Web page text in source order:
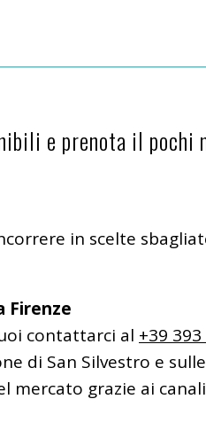
e prenota il pochi
in scelte
Firenze
contattarci al +39
di San Silvestro e
grazie ai